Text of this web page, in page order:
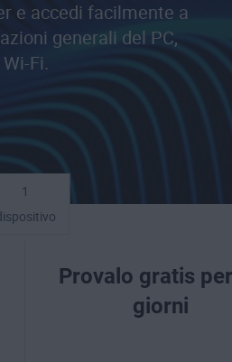
e accedi facilmente a
generali del PC,
Fi.
1
Provalo gratis
giorni